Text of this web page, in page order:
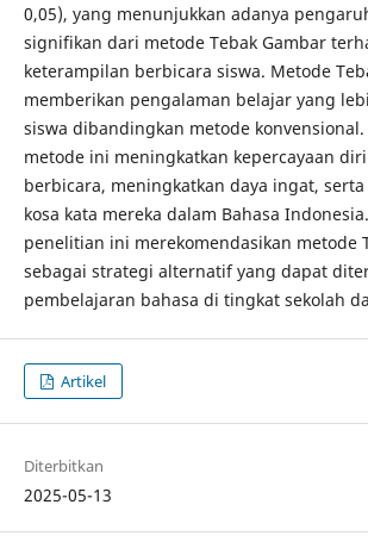
0,05), yang menunjukkan adanya
signifikan dari metode Tebak Gambar
keterampilan berbicara siswa. Metode
memberikan pengalaman belajar yang
siswa dibandingkan metode
metode ini meningkatkan kepercayaan
berbicara, meningkatkan daya ingat,
kosa kata mereka dalam Bahasa
penelitian ini merekomendasikan metode
sebagai strategi alternatif yang dapat
pembelajaran bahasa di tingkat sekolah
Artikel
Diterbitkan
2025-05-13